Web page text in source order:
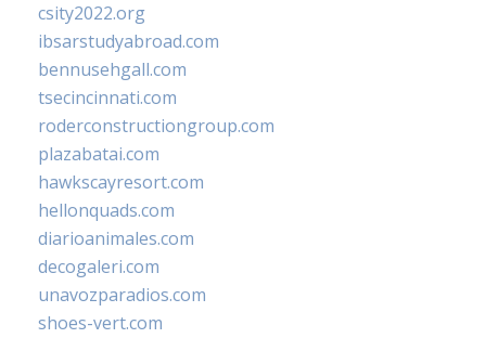
csity2022.org
ibsarstudyabroad.com
bennusehgall.com
tsecincinnati.com
roderconstructiongroup.com
plazabatai.com
hawkscayresort.com
hellonquads.com
diarioanimales.com
decogaleri.com
unavozparadios.com
shoes-vert.com